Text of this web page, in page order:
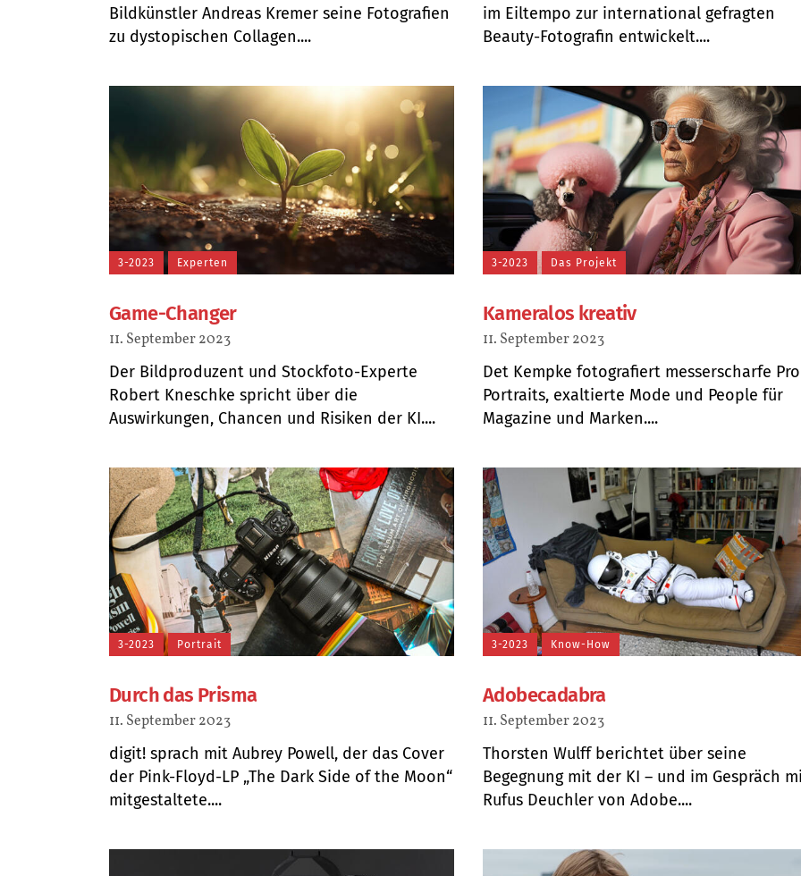
Bildkünstler Andreas Kremer seine Fotografien
zu dystopischen Collagen....
im Eiltempo zur international gefragten
Beauty-Fotografin entwickelt....
3-2023 Experten
Game-Changer
11. September 2023
Der Bildproduzent und Stockfoto-Experte
Robert Kneschke spricht über die
Auswirkungen, Chancen und Risiken der KI....
3-2023 Das Projekt
Kameralos kreativ
11. September 2023
Det Kempke fotografiert messerscharfe
Portraits, exaltierte Mode und People für
Magazine und Marken....
3-2023 Portrait
Durch das Prisma
11. September 2023
digit! sprach mit Aubrey Powell, der das Cover
der Pink-Floyd-LP „The Dark Side of the Moon“
mitgestaltete....
3-2023 Know-How
Adobecadabra
11. September 2023
Thorsten Wulff berichtet über seine
Begegnung mit der KI – und im Gespräch
Rufus Deuchler von Adobe....